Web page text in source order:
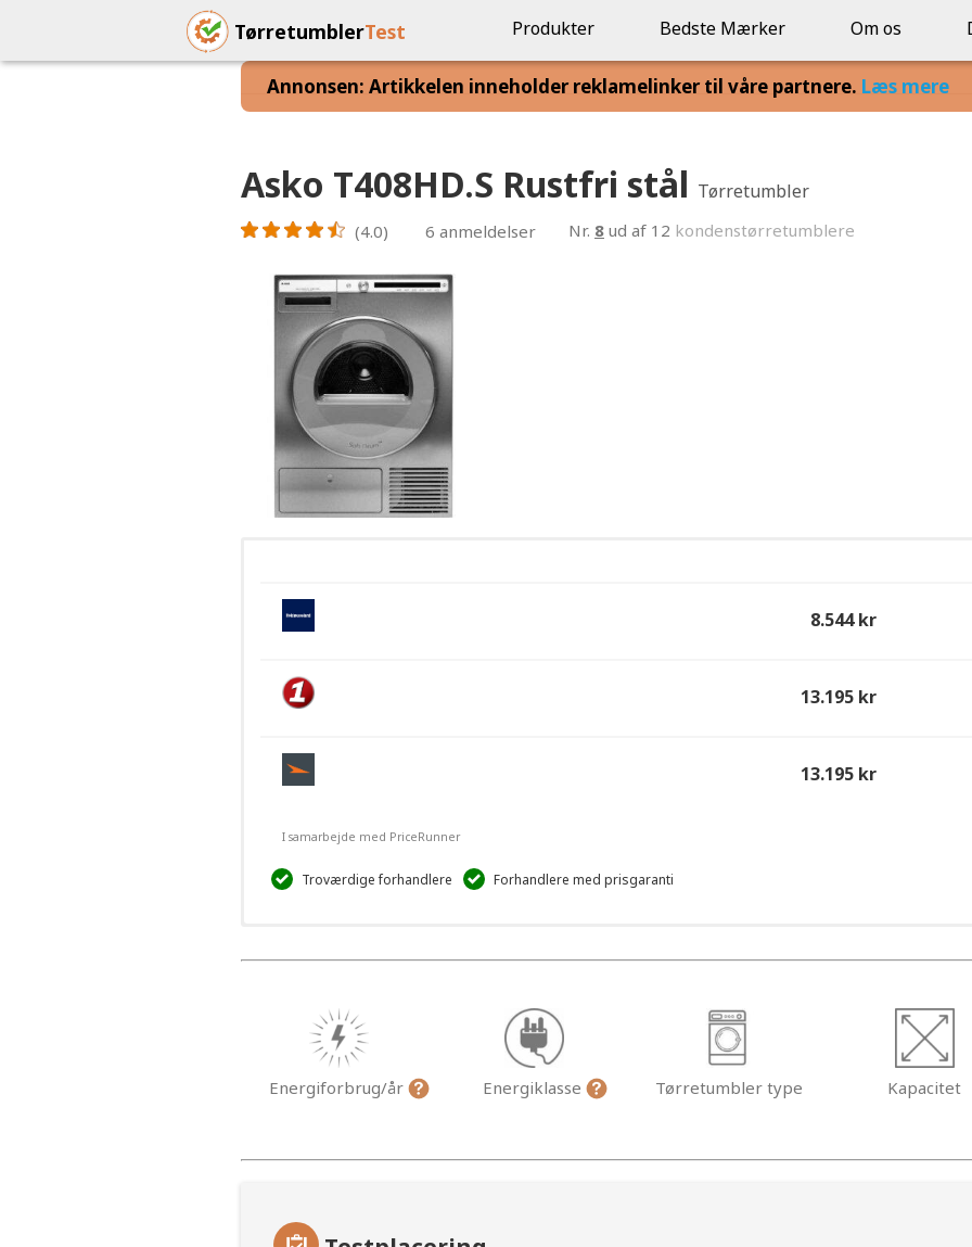
TørretumblerTest Produkter Bedste Mærker Om os
Annonsen: Artikkelen inneholder reklamelinker til våre partnere. Læs mere
Asko T408HD.S Rustfri stål Tørretumbler
(4.0) 6 anmeldelser Nr. 8 ud af 12 kondenstørretumblere
8.544 kr
13.195 kr
13.195 kr
I samarbejde med PriceRunner
Troværdige forhandlere Forhandlere med prisgaranti
Energiforbrug/år Energiklasse Tørretumbler type Kapacitet